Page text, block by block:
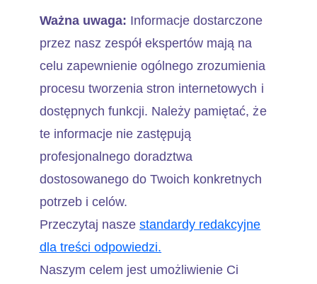
Ważna uwaga: Informacje dostarczone
przez nasz zespół ekspertów mają na
celu zapewnienie ogólnego zrozumienia
procesu tworzenia stron internetowych i
dostępnych funkcji. Należy pamiętać, że
te informacje nie zastępują
profesjonalnego doradztwa
dostosowanego do Twoich konkretnych
potrzeb i celów.
Przeczytaj nasze standardy redakcyjne
dla treści odpowiedzi.
Naszym celem jest umożliwienie Ci